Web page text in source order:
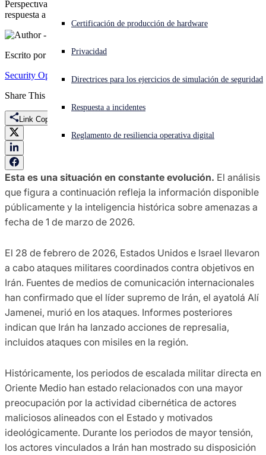
¿Está sufriendo un ciberataque? Obtenga ayuda ahora mismo
Iniciar sesión
Open search
Español Open language switcher
Certificación de producción de hardware
Privacidad
Directrices para los ejercicios de simulación de seguridad
Respuesta a incidentes
Reglamento de resiliencia operativa digital
Perspectivas y medidas defensivas recomendadas por la unidad de
respuesta a amenazas Sophos X-Ops
Escrito por
Sophos X-Ops
Security Operations Sophos CTU Iran Operation Epic Fury
Share This
Link Copied
Esta es una situación en constante evolución. El análisis
que figura a continuación refleja la información disponible
públicamente y la inteligencia histórica sobre amenazas a
fecha de 1 de marzo de 2026.
El 28 de febrero de 2026, Estados Unidos e Israel llevaron
a cabo ataques militares coordinados contra objetivos en
Irán. Fuentes de medios de comunicación internacionales
han confirmado que el líder supremo de Irán, el ayatolá Alí
Jamenei, murió en los ataques. Informes posteriores
indican que Irán ha lanzado acciones de represalia,
incluidos ataques con misiles en la región.
Históricamente, los periodos de escalada militar directa en
Oriente Medio han estado relacionados con una mayor
preocupación por la actividad cibernética de actores
maliciosos alineados con el Estado y motivados
ideológicamente. Durante los periodos de mayor tensión,
los actores vinculados a Irán han mostrado su disposición